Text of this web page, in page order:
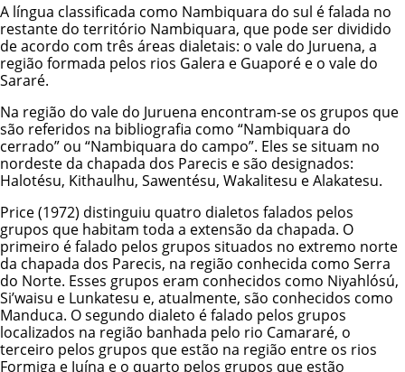
A língua classificada como Nambiquara do sul é falada no
restante do território Nambiquara, que pode ser dividido
de acordo com três áreas dialetais: o vale do Juruena, a
região formada pelos rios Galera e Guaporé e o vale do
Sararé.
Na região do vale do Juruena encontram-se os grupos que
são referidos na bibliografia como “Nambiquara do
cerrado” ou “Nambiquara do campo”. Eles se situam no
nordeste da chapada dos Parecis e são designados:
Halotésu, Kithaulhu, Sawentésu, Wakalitesu e Alakatesu.
Price (1972) distinguiu quatro dialetos falados pelos
grupos que habitam toda a extensão da chapada. O
primeiro é falado pelos grupos situados no extremo norte
da chapada dos Parecis, na região conhecida como Serra
do Norte. Esses grupos eram conhecidos como Niyahlósú,
Si’waisu e Lunkatesu e, atualmente, são conhecidos como
Manduca. O segundo dialeto é falado pelos grupos
localizados na região banhada pelo rio Camararé, o
terceiro pelos grupos que estão na região entre os rios
Formiga e Juína e o quarto pelos grupos que estão